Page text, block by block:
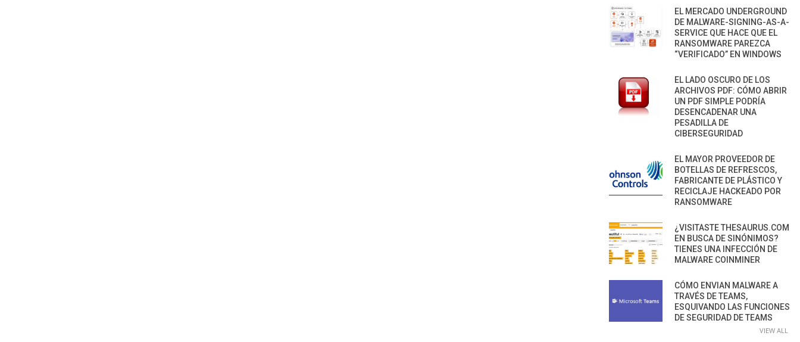
EL MERCADO UNDERGROUND
DE MALWARE-SIGNING-AS-A-
SERVICE QUE HACE QUE EL
RANSOMWARE PAREZCA
“VERIFICADO” EN WINDOWS
EL LADO OSCURO DE LOS
ARCHIVOS PDF: CÓMO ABRIR
UN PDF SIMPLE PODRÍA
DESENCADENAR UNA
PESADILLA DE
CIBERSEGURIDAD
EL MAYOR PROVEEDOR DE
BOTELLAS DE REFRESCOS,
FABRICANTE DE PLÁSTICO Y
RECICLAJE HACKEADO POR
RANSOMWARE
¿VISITASTE THESAURUS.COM
EN BUSCA DE SINÓNIMOS?
TIENES UNA INFECCIÓN DE
MALWARE COINMINER
CÓMO ENVIAN MALWARE A
TRAVÉS DE TEAMS,
ESQUIVANDO LAS FUNCIONES
DE SEGURIDAD DE TEAMS
VIEW ALL